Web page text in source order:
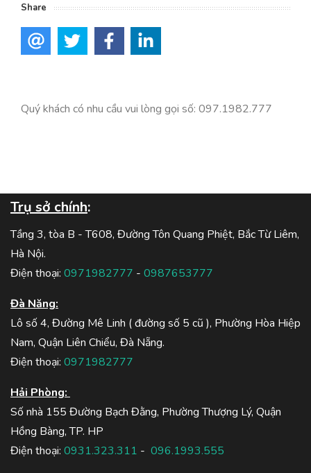
Share
Quý khách có nhu cầu vui lòng gọi số: 097.1982.777
Trụ sở chính:
Tầng 3, tòa B - T608, Đường Tôn Quang Phiệt, Bắc Từ Liêm,
Hà Nội.
Điện thoại: 0971982777 - 0987653777
Đà Năng:
Lô số 4, Đường Mê Linh ( đường số 5 cũ ), Phường Hòa Hiệp
Nam, Quận Liên Chiểu, Đà Nẵng.
Điện thoại: 0971982777
Hải Phòng:
Số nhà 155 Đường Bạch Đằng, Phường Thượng Lý, Quận
Hồng Bàng, TP. HP
Điện thoại: 0931.323.311 - 096.1993.555